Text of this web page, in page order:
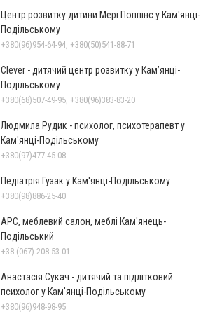
Центр розвитку дитини Мері Поппінс у Кам'янці-
Подільському
+380(96)954-64-94, +380(50)541-88-71
Clever - дитячий центр розвитку у Кам’янці-
Подільському
+380(68)507-49-95, +380(96)383-83-20
Людмила Рудик - психолог, психотерапевт у
Кам'янці-Подільському
+380(97)477-45-08
Педіатрія Гузак у Кам'янці-Подільському
+380(98)886-25-40
АРС, меблевий салон, меблі Кам'янець-
Подільський
+38 (067) 208-53-01
Анастасія Сукач - дитячий та підлітковий
психолог у Кам'янці-Подільському
+380(96)948-98-95